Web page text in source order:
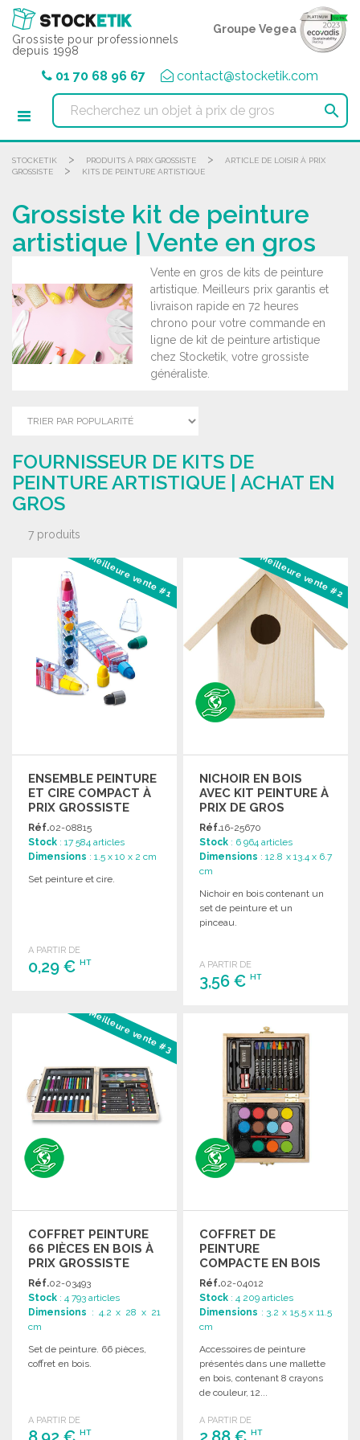
Grossiste pour professionnels
depuis 1998
Groupe Vegea
01 70 68 96 67 contact@stocketik.com

STOCKETIK > PRODUITS À PRIX GROSSISTE >
ARTICLE DE LOISIR À PRIX
GROSSISTE
> KITS DE PEINTURE ARTISTIQUE
Grossiste kit de peinture
artistique | Vente en gros
Vente en gros de kits de peinture
artistique. Meilleurs prix garantis et
livraison rapide en 72 heures
chrono pour votre commande en
ligne de kit de peinture artistique
chez Stocketik, votre grossiste
généraliste.
FOURNISSEUR DE KITS DE
PEINTURE ARTISTIQUE | ACHAT EN
GROS
7 produits
Meilleure vente #1
ENSEMBLE PEINTURE
ET CIRE COMPACT À
PRIX GROSSISTE
Réf.02-08815
Stock : 17 584 articles
Dimensions : 1.5 x 10 x 2 cm
Set peinture et cire.
A PARTIR DE
0,29 € HT
Demander un devis
Meilleure vente #2
NICHOIR EN BOIS
AVEC KIT PEINTURE À
PRIX DE GROS
Réf.16-25670
Stock : 6 964 articles
Dimensions : 12.8 x 13.4 x 6.7
cm
Nichoir en bois contenant un
set de peinture et un
pinceau.
A PARTIR DE
3,56 €HT
Demander un devis
Meilleure vente #3
COFFRET PEINTURE
66 PIÈCES EN BOIS À
PRIX GROSSISTE
Réf.02-03493
Stock : 4 793 articles
Dimensions : 4.2 x 28 x 21
cm
Set de peinture. 66 pièces,
coffret en bois.
A PARTIR DE
HT
COFFRET DE
PEINTURE
COMPACTE EN BOIS
Réf.02-04012
Stock : 4 209 articles
Dimensions : 3.2 x 15.5 x 11.5
cm
Accessoires de peinture
présentés dans une mallette
en bois, contenant 8 crayons
de couleur, 12...
A PARTIR DE
HT
Panneau de gestion des cookies